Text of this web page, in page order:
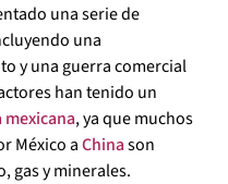
una serie de
una
y una guerra comercial
han tenido un
, ya que muchos
México aChinason
gas y minerales.